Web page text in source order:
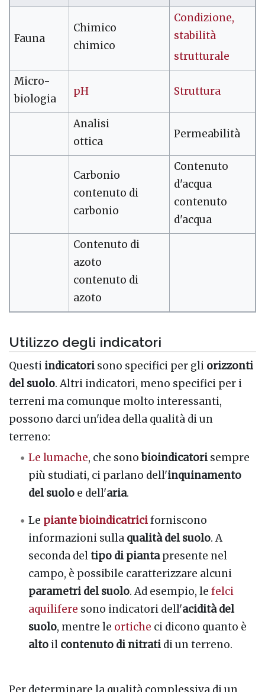
Fauna
Chimico
chimico
Condizione,
stabilità
strutturale
Micro-
biologia
pH Struttura
Analisi
ottica
Permeabilità
Carbonio
contenuto di
carbonio
Contenuto
d'acqua
contenuto
d'acqua
Contenuto di
azoto
contenuto di
azoto
Utilizzo degli indicatori
Questi indicatori sono specifici per gli orizzonti
del suolo. Altri indicatori, meno specifici per i
terreni ma comunque molto interessanti,
possono darci un'idea della qualità di un
terreno:
Le lumache, che sonobioindicatori sempre
più studiati, ci parlano dell'inquinamento
del suolo e dell'aria.
Le piante bioindicatriciforniscono
informazioni sulla qualità del suolo. A
seconda deltipo di piantapresente nel
campo, è possibile caratterizzare alcuni
parametri del suolo. Ad esempio, lefelci
aquilifere sono indicatori dell'acidità del
suolo, mentre le ortiche ci dicono quanto è
alto il contenuto di nitrati di un terreno.